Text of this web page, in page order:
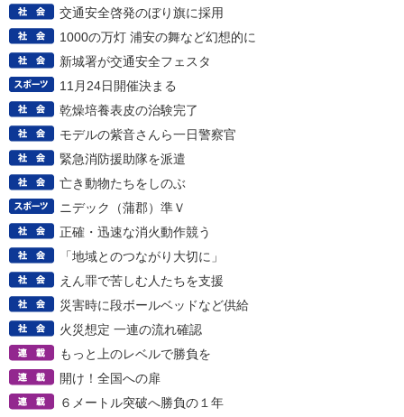
交通安全啓発のぼり旗に採用
1000の万灯 浦安の舞など幻想的に
新城署が交通安全フェスタ
11月24日開催決まる
乾燥培養表皮の治験完了
モデルの紫音さんら一日警察官
緊急消防援助隊を派遣
亡き動物たちをしのぶ
ニデック（蒲郡）準Ｖ
正確・迅速な消火動作競う
「地域とのつながり大切に」
えん罪で苦しむ人たちを支援
災害時に段ボールベッドなど供給
火災想定 一連の流れ確認
もっと上のレベルで勝負を
開け！全国への扉
６メートル突破へ勝負の１年